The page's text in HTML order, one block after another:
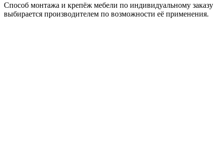
Способ монтажа и крепёж мебели по индивидуальному заказу
выбирается производителем по возможности её применения.